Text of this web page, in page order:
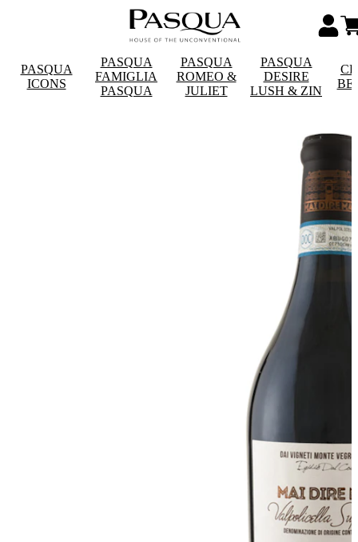
PASQUA
ICONS
PASQUA
FAMIGLIA
PASQUA
PASQUA
ROMEO &
JULIET
PASQUA
DESIRE
LUSH & ZIN